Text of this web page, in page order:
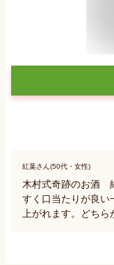
紅葉さん(50代・女性)
木村式奇跡のお酒
すく口当たりが良い
上がれます。どち